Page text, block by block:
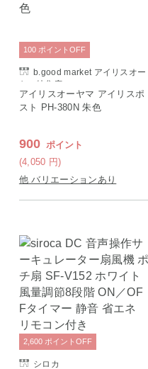
b.good market アイリスオー
ヤマ特集店
アイリスオーヤマ アイリスポ
スト PH-380N 朱色
900 ポイント
(4,050 円)
100 ポイント OFF
他 バリエーションあり
シロカ
2,600 ポイント OFF